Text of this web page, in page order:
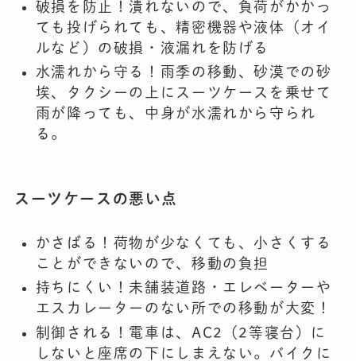
破損を防止！潰れないので、負荷がかかっ
ても投げられても、精密機器や液体（オイ
ルなど）の破損・液漏れを防げる
水濡れから守る！雨季の移動、砂漠での砂
埃、タクシーの上にスーツケースを乗せて
雨が降っても、中身が水濡れから守られ
る。
スーツケースの悪い点
かさばる！荷物が少なくても、小さくする
ことができないので、移動の負担
持ちにくい！未舗装道路・エレベーターや
エスカレーターのない所での移動が大変！
制御される！電車は、AC2（2等寝台）に
しないと座席の下にしまえない。バイクに